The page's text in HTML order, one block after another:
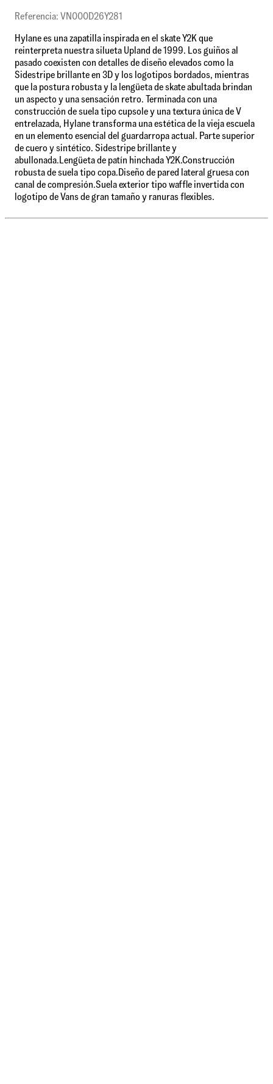
Referencia: VN000D26Y281
Hylane es una zapatilla inspirada en el skate Y2K que
reinterpreta nuestra silueta Upland de 1999. Los guiños al
pasado coexisten con detalles de diseño elevados como la
Sidestripe brillante en 3D y los logotipos bordados, mientras
que la postura robusta y la lengüeta de skate abultada brindan
un aspecto y una sensación retro. Terminada con una
construcción de suela tipo cupsole y una textura única de V
entrelazada, Hylane transforma una estética de la vieja escuela
en un elemento esencial del guardarropa actual. Parte superior
de cuero y sintético. Sidestripe brillante y
abullonada.Lengüeta de patín hinchada Y2K.Construcción
robusta de suela tipo copa.Diseño de pared lateral gruesa con
canal de compresión.Suela exterior tipo waffle invertida con
logotipo de Vans de gran tamaño y ranuras flexibles.